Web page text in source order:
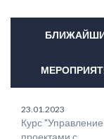
23.01.2023
Курс "Управление